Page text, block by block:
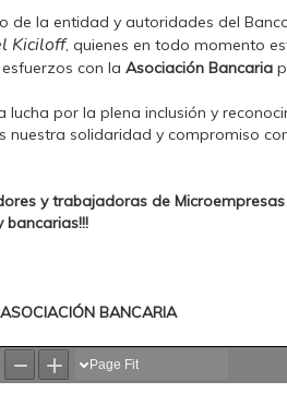
de la entidad y autoridades del
Kiciloff, quienes en todo momento
con la Asociación Bancaria
lucha por la plena inclusión y
nuestra solidaridad y compromiso
y trabajadoras de
BANCARIA